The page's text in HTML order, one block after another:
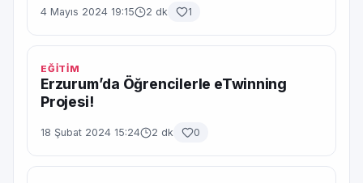
4 Mayıs 2024 19:15 2 dk 1
EĞİTİM
Erzurum’da Öğrencilerle eTwinning
Projesi!
18 Şubat 2024 15:24 2 dk 0